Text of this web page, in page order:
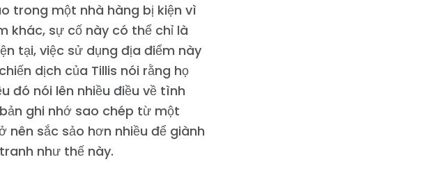
trong một nhà hàng bị kiện vì
khác, sự cố này có thể chỉ là
tại, việc sử dụng địa điểm này
dịch của Tillis nói rằng họ
đó nói lên nhiều điều về tình
ghi nhớ sao chép từ một
nên sắc sảo hơn nhiều để giành
như thế này.